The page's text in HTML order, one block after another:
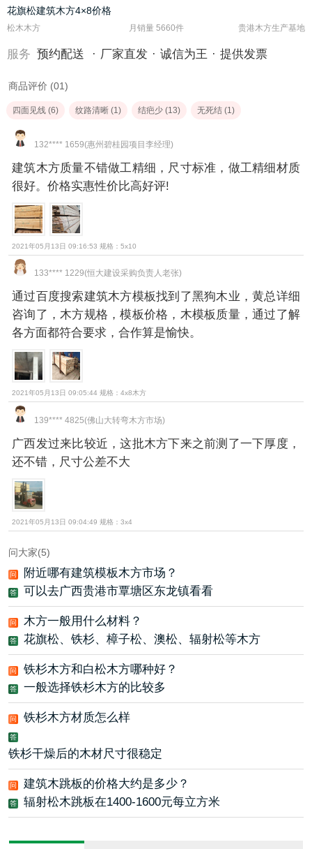
花旗松建筑木方4×8价格
松木木方 月销量 5660件 贵港木方生产基地
服务 预约配送 厂家直发 诚信为王 提供发票
商品评价 (01)
四面见线 (6) 纹路清晰 (1) 结疤少 (13) 无死结 (1)
耐用不易断裂 (5)
132**** 1659(惠州碧桂园项目李经理)
建筑木方质量不错做工精细，尺寸标准，做工精细材质
很好。价格实惠性价比高好评!
2021年05月13日 09:16:53 规格：5x10
133**** 1229(恒大建设采购负责人老张)
通过百度搜索建筑木方模板找到了黑狗木业，黄总详细
咨询了，木方规格，模板价格，木模板质量，通过了解
各方面都符合要求，合作算是愉快。
2021年05月13日 09:05:44 规格：4x8木方
139**** 4825(佛山大转弯木方市场)
广西发过来比较近，这批木方下来之前测了一下厚度，
还不错，尺寸公差不大
2021年05月13日 09:04:49 规格：3x4
问大家(5)
问 附近哪有建筑模板木方市场？
答 可以去广西贵港市覃塘区东龙镇看看
问 木方一般用什么材料？
答 花旗松、铁杉、樟子松、澳松、辐射松等木方
问 铁杉木方和白松木方哪种好？
答 一般选择铁杉木方的比较多
问 铁杉木方材质怎么样
答
铁杉干燥后的木材尺寸很稳定
问 建筑木跳板的价格大约是多少？
答 辐射松木跳板在1400-1600元每立方米